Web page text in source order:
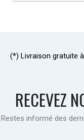
(*) Livraison gratuite
RECEVEZ
Restes informé des